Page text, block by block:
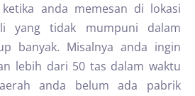
anda memesan di lokasi
yang tidak mumpuni dalam
banyak. Misalnya anda ingin
lebih dari 50 tas dalam waktu
anda belum ada pabrik